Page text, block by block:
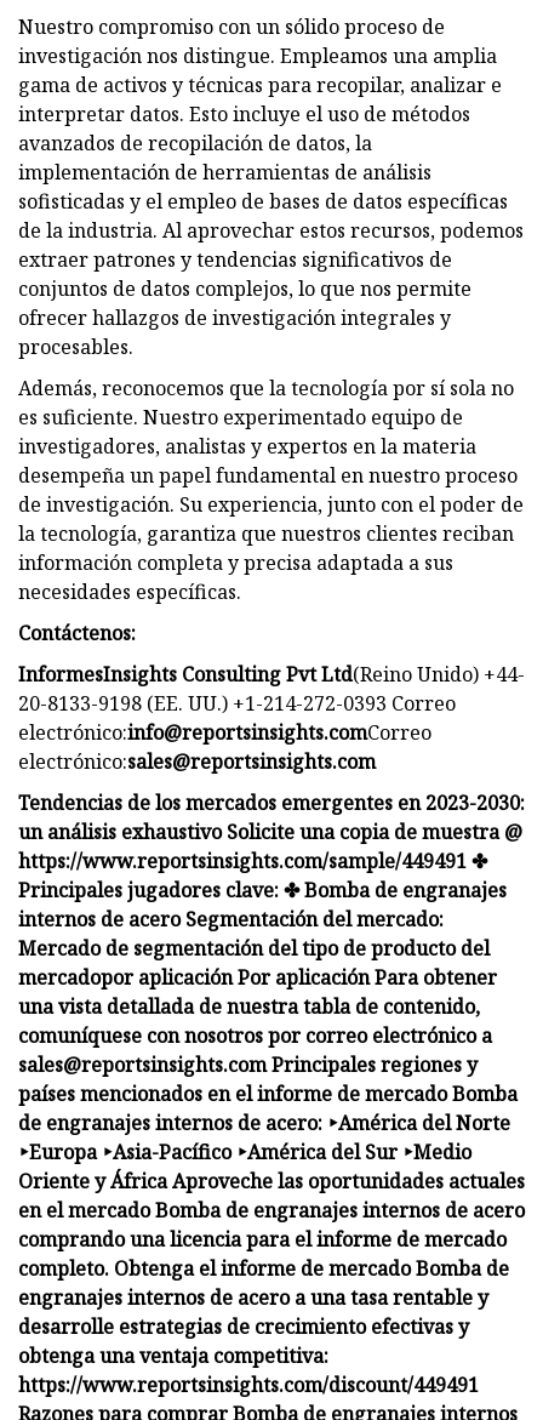
Nuestro compromiso con un sólido proceso de
investigación nos distingue. Empleamos una amplia
gama de activos y técnicas para recopilar, analizar e
interpretar datos. Esto incluye el uso de métodos
avanzados de recopilación de datos, la
implementación de herramientas de análisis
sofisticadas y el empleo de bases de datos específicas
de la industria. Al aprovechar estos recursos, podemos
extraer patrones y tendencias significativos de
conjuntos de datos complejos, lo que nos permite
ofrecer hallazgos de investigación integrales y
procesables.
Además, reconocemos que la tecnología por sí sola no
es suficiente. Nuestro experimentado equipo de
investigadores, analistas y expertos en la materia
desempeña un papel fundamental en nuestro proceso
de investigación. Su experiencia, junto con el poder de
la tecnología, garantiza que nuestros clientes reciban
información completa y precisa adaptada a sus
necesidades específicas.
Contáctenos:
InformesInsights Consulting Pvt Ltd(Reino Unido) +44-
20-8133-9198 (EE. UU.) +1-214-272-0393 Correo
electrónico:info@reportsinsights.comCorreo
electrónico:sales@reportsinsights.com
Tendencias de los mercados emergentes en 2023-2030:
un análisis exhaustivo Solicite una copia de muestra @
https://www.reportsinsights.com/sample/449491 ✤
Principales jugadores clave: ✤ Bomba de engranajes
internos de acero Segmentación del mercado:
Mercado de segmentación del tipo de producto del
mercadopor aplicaciónPor aplicación Para obtener
una vista detallada de nuestra tabla de contenido,
comuníquese con nosotros por correo electrónico a
sales@reportsinsights.comPrincipales regiones y
países mencionados en el informe de mercado Bomba
de engranajes internos de acero: ‣América del Norte
‣Europa ‣Asia-Pacífico ‣América del Sur ‣Medio
Oriente y África Aproveche las oportunidades actuales
en el mercado Bomba de engranajes internos de acero
comprando una licencia para el informe de mercado
completo. Obtenga el informe de mercado Bomba de
engranajes internos de acero a una tasa rentable y
desarrolle estrategias de crecimiento efectivas y
obtenga una ventaja competitiva:
https://www.reportsinsights.com/discount/449491
Razones para comprar Bomba de engranajes internos